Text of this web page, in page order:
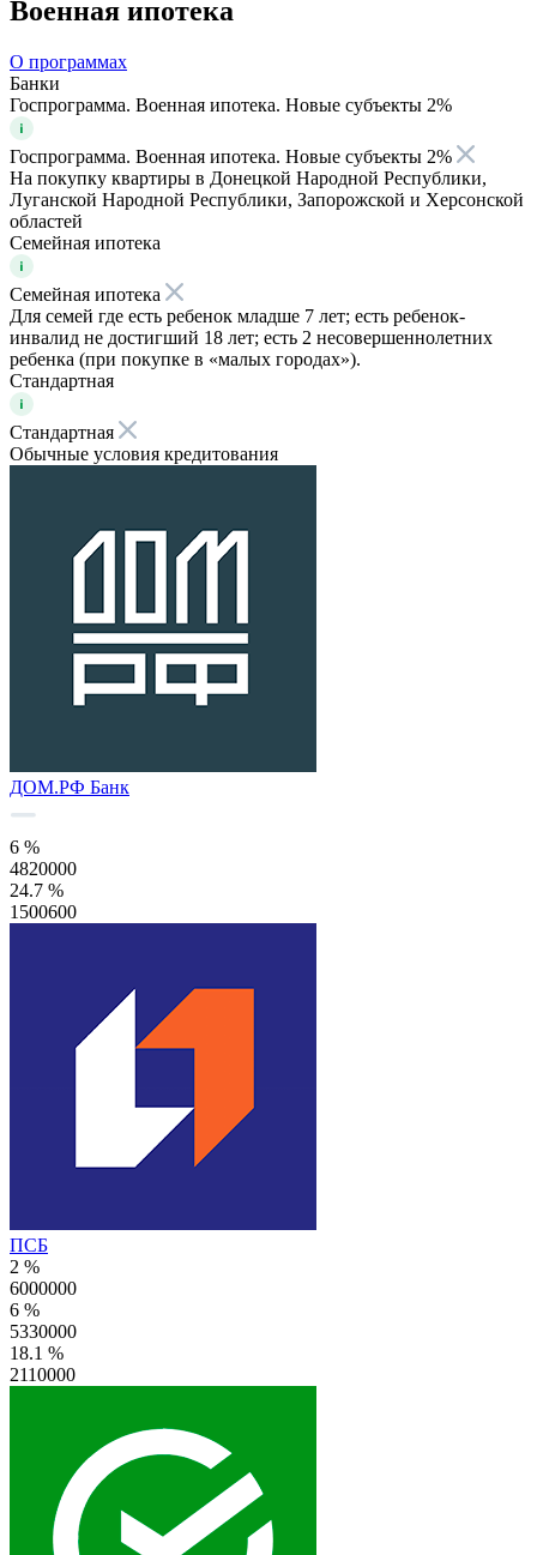
Военная ипотека
О программах
Банки
Госпрограмма. Военная ипотека. Новые субъекты 2%
Госпрограмма. Военная ипотека. Новые субъекты 2%
На покупку квартиры в Донецкой Народной Республики,
Луганской Народной Республики, Запорожской и Херсонской
областей
Семейная ипотека
Семейная ипотека
Для семей где есть ребенок младше 7 лет; есть ребенок-
инвалид не достигший 18 лет; есть 2 несовершеннолетних
ребенка (при покупке в «малых городах»).
Стандартная
Стандартная
Обычные условия кредитования
ДОМ.РФ Банк
6 %
4820000
24.7 %
1500600
ПСБ
2 %
6000000
6 %
5330000
18.1 %
2110000